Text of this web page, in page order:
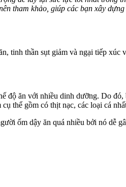
tham khảo, giúp các bạn xây
tinh thần sụt giảm và ngại tiếp
độ ăn với nhiều dinh dưỡng. Do
thể gồm có thịt nạc, các loại cá
ốm dậy ăn quá nhiều bởi nó dễ